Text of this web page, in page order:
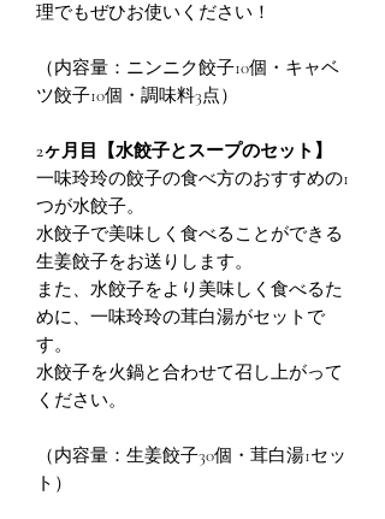
理でもぜひお使いください！
（内容量：ニンニク餃子10個・キャベ
ツ餃子10個・調味料3点）
2ヶ月目【水餃子とスープのセット】
一味玲玲の餃子の食べ方のおすすめの1
つが水餃子。
水餃子で美味しく食べることができる
生姜餃子をお送りします。
また、水餃子をより美味しく食べるた
めに、一味玲玲の茸白湯がセットで
す。
水餃子を火鍋と合わせて召し上がって
ください。
（内容量：生姜餃子30個・茸白湯1セッ
ト）